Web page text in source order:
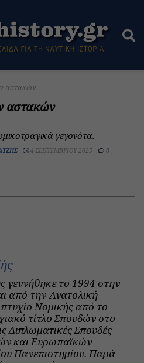
αστακών
αστακών
γεγονότα.
4 ΣΕΠΤΕΜΒΡΊΟΥ 2025 0
γεννήθηκε το 1994 στην
από την Ανατολική
Νομικής από το
τίτλο Σπουδών στο
Διπλωματικές Σπουδές
και Ευρωπαϊκών
Πανεπιστημίου. Παρά